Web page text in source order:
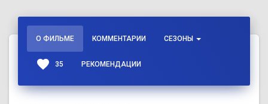
О ФИЛЬМЕ КОММЕНТАРИИ СЕЗОНЫ
favorite 35 РЕКОМЕНДАЦИИ